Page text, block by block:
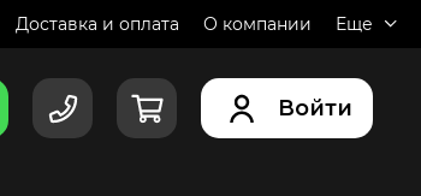
Доставка и оплата О компании Еще
Войти